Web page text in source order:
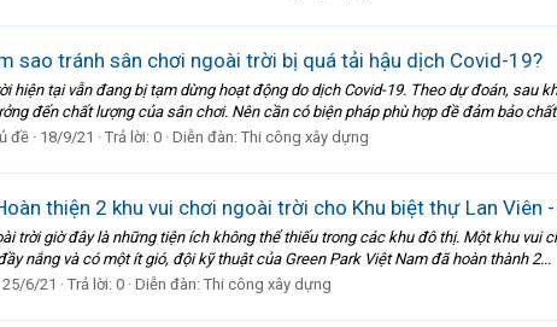
sao tránh sân chơi ngoài trời bị quá tải hậu dịch Covid-19?
hiện tại vẫn đang bị tạm dừng hoạt động do dịch Covid-19. Theo dự đoán,
đến chất lượng của sân chơi. Nên cần có biện pháp phù hợp đề đảm bảo
đề 18/9/21 Trả lời: 0 Diễn đàn: Thi công xây dựng
thiện 2 khu vui chơi ngoài trời cho Khu biệt thự Lan Viên
trời giờ đây là những tiện ích không thể thiếu trong các khu đô thị. Một khu
nắng và có một ít gió, đội kỹ thuật của Green Park Việt Nam đã hoàn thành 2...
25/6/21 Trả lời: 0 Diễn đàn: Thi công xây dựng